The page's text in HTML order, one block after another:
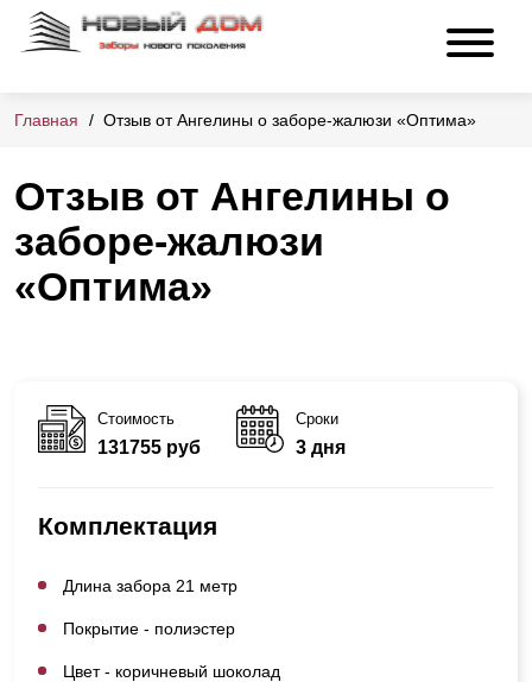
Главная Отзыв от Ангелины о заборе-жалюзи «Оптима»
Отзыв от Ангелины о
заборе-жалюзи
«Оптима»
Стоимость
131755 руб
Сроки
3 дня
Комплектация
Длина забора 21 метр
Покрытие - полиэстер
Цвет - коричневый шоколад